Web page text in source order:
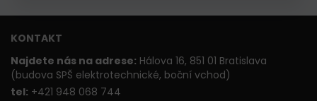
KONTAKT
Najdete nás na adrese: Hálova 16, 851 01 Bratislava
(budova SPŠ elektrotechnické, boční vchod)
tel: +421 948 068 744